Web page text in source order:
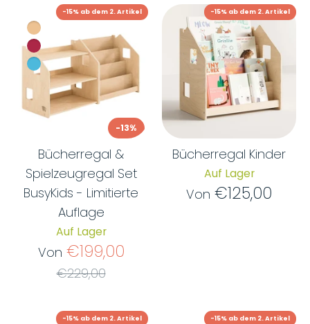
-13%
Bücherregal &
Spielzeugregal Set
BusyKids - Limitierte
Auflage
Auf Lager
Von €199,00Normaler
€229,00
-15% ab dem 2. Artikel
Bücherregal Kinder
Auf Lager
Von €125,00
-15% ab dem 2. Artikel
-15% ab dem 2. Artikel -15% ab dem 2. Artikel